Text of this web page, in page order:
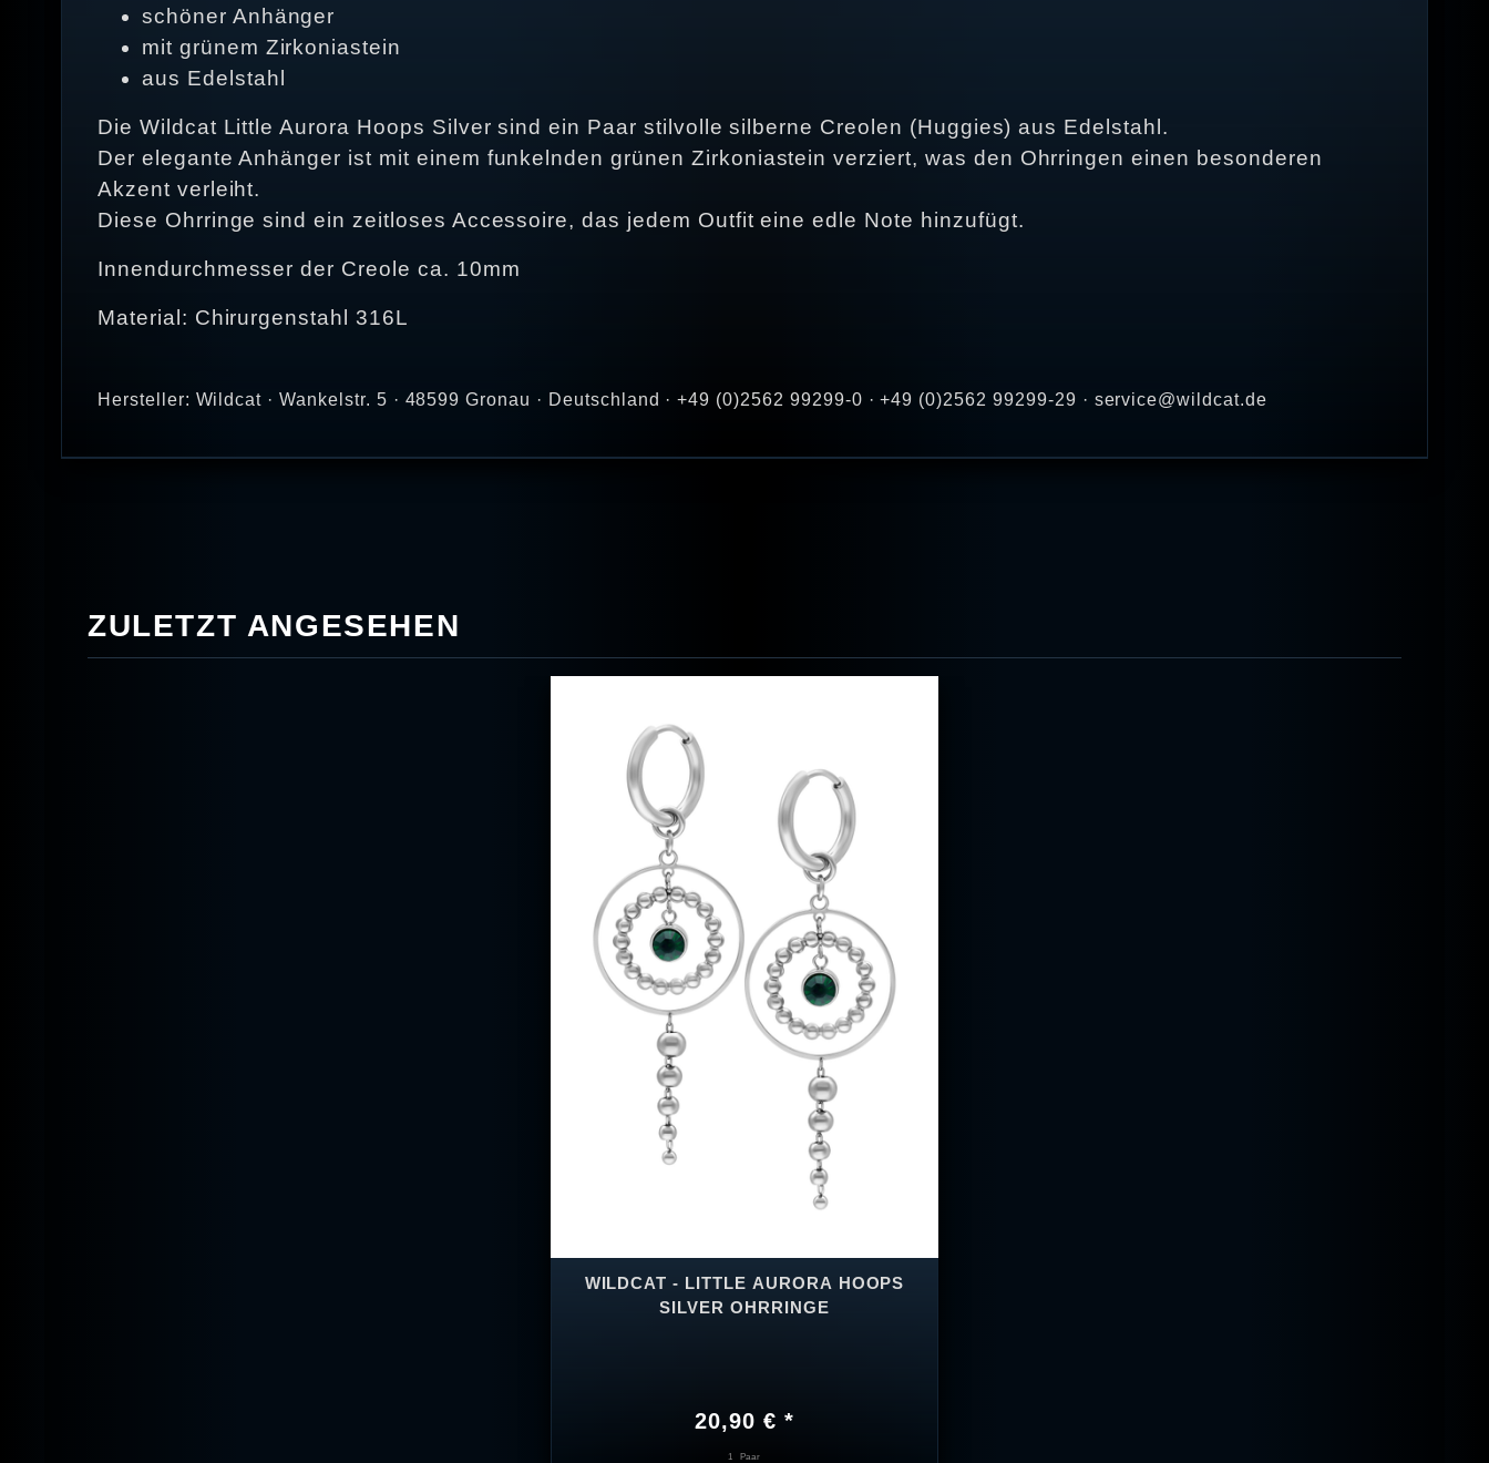
schöner Anhänger
mit grünem Zirkoniastein
aus Edelstahl
Die Wildcat Little Aurora Hoops Silver sind ein Paar stilvolle silberne Creolen (Huggies) aus Edelstahl.
Der elegante Anhänger ist mit einem funkelnden grünen Zirkoniastein verziert, was den Ohrringen einen besonderen
Akzent verleiht.
Diese Ohrringe sind ein zeitloses Accessoire, das jedem Outfit eine edle Note hinzufügt.
Innendurchmesser der Creole ca. 10mm
Material: Chirurgenstahl 316L
Hersteller: Wildcat · Wankelstr. 5 · 48599 Gronau · Deutschland · +49 (0)2562 99299-0 · +49 (0)2562 99299-29 · service@wildcat.de
ZULETZT ANGESEHEN
WILDCAT - LITTLE AURORA HOOPS
SILVER OHRRINGE
20,90 € *
1 Paar